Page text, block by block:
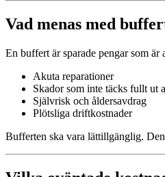
Vad menas med
En buffert är sparade pengar som
Akuta reparationer
Skador som inte täcks fullt ut
Självrisk och åldersavdrag
Plötsliga driftkostnader
Bufferten ska vara lättillgänglig.